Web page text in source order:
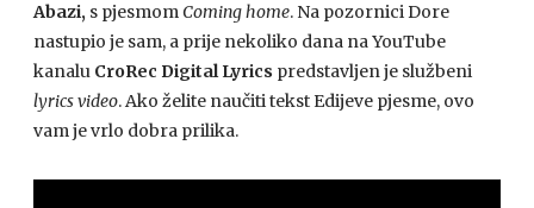
Abazi, s pjesmomComing home. Na pozornici Dore
nastupio je sam, a prije nekoliko dana na YouTube
kanalu CroRec Digital Lyrics predstavljen je službeni
lyrics video. Ako želite naučiti tekst Edijeve pjesme, ovo
vam je vrlo dobra prilika.